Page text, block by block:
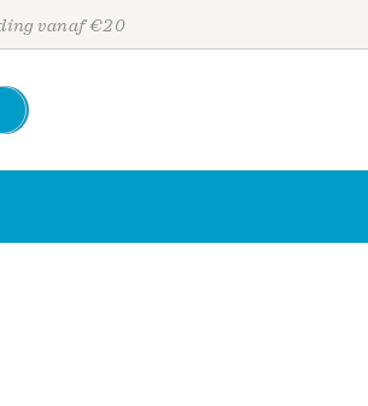
vanaf €20
Personen